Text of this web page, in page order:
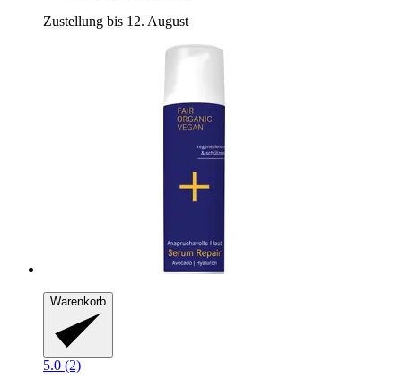
Zustellung bis 12. August
Warenkorb
5.0 (2)